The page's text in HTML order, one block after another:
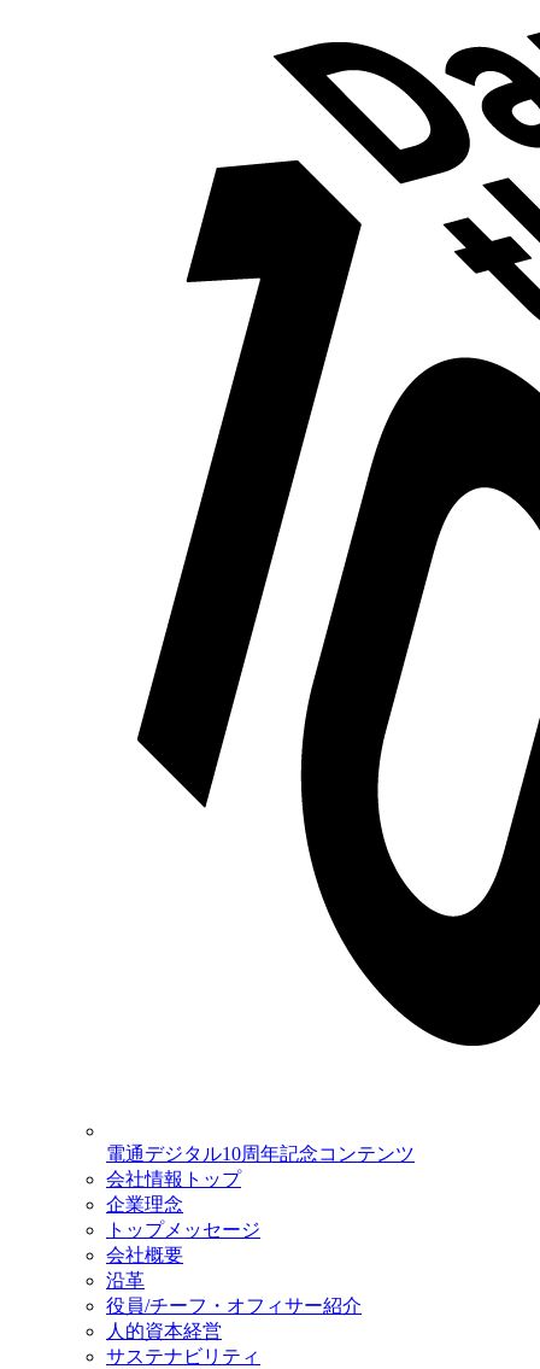
電通デジタル10周年記念コンテンツ
会社情報トップ
企業理念
トップメッセージ
会社概要
沿革
役員/チーフ・オフィサー紹介
人的資本経営
サステナビリティ